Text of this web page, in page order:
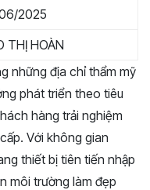
2025
THỊ HOÀN
những địa chỉ thẩm mỹ
phát triển theo tiêu
hàng trải nghiệm
Với không gian
thiết bị tiên tiến nhập
môi trường làm đẹp